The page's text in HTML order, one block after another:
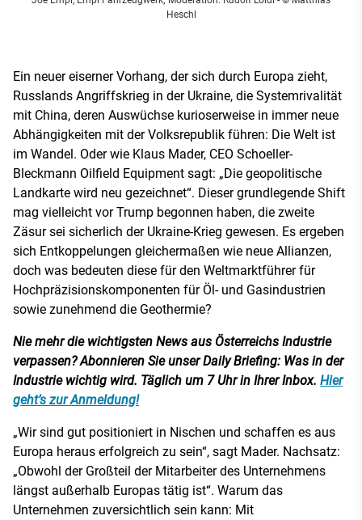
Heschl
Ein neuer eiserner Vorhang, der sich durch Europa zieht,
Russlands Angriffskrieg in der Ukraine, die Systemrivalität
mit China, deren Auswüchse kurioserweise in immer neue
Abhängigkeiten mit der Volksrepublik führen: Die Welt ist
im Wandel. Oder wie Klaus Mader, CEO Schoeller-
Bleckmann Oilfield Equipment sagt: „Die geopolitische
Landkarte wird neu gezeichnet“. Dieser grundlegende Shift
mag vielleicht vor Trump begonnen haben, die zweite
Zäsur sei sicherlich der Ukraine-Krieg gewesen. Es ergeben
sich Entkoppelungen gleichermaßen wie neue Allianzen,
doch was bedeuten diese für den Weltmarktführer für
Hochpräzisionskomponenten für Öl- und Gasindustrien
sowie zunehmend die Geothermie?
Nie mehr die wichtigsten News aus Österreichs Industrie
verpassen? Abonnieren Sie unser Daily Briefing: Was in der
Industrie wichtig wird. Täglich um 7 Uhr in Ihrer Inbox. Hier
geht’s zur Anmeldung!
„Wir sind gut positioniert in Nischen und schaffen es aus
Europa heraus erfolgreich zu sein“, sagt Mader. Nachsatz:
„Obwohl der Großteil der Mitarbeiter des Unternehmens
längst außerhalb Europas tätig ist“. Warum das
Unternehmen zuversichtlich sein kann: Mit